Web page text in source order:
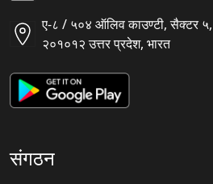
ए-८ / ५०४ ऑलिव काउण्टी, सैक्टर ५,
२०१०१२ उत्तर प्रदेश, भारत
संगठन